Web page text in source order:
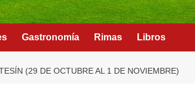
Gastronomía Rimas Libros
(29 DE OCTUBRE AL 1 DE NOVIEMBRE)